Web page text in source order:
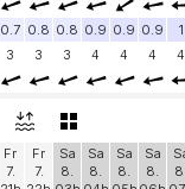
0.7 0.8 0.8 0.9 0.9 0.9
1
3 3 3 4 4 4 4
Fr
7.
Fr
7.
Sa
8.
Sa
8.
Sa
8.
Sa
8.